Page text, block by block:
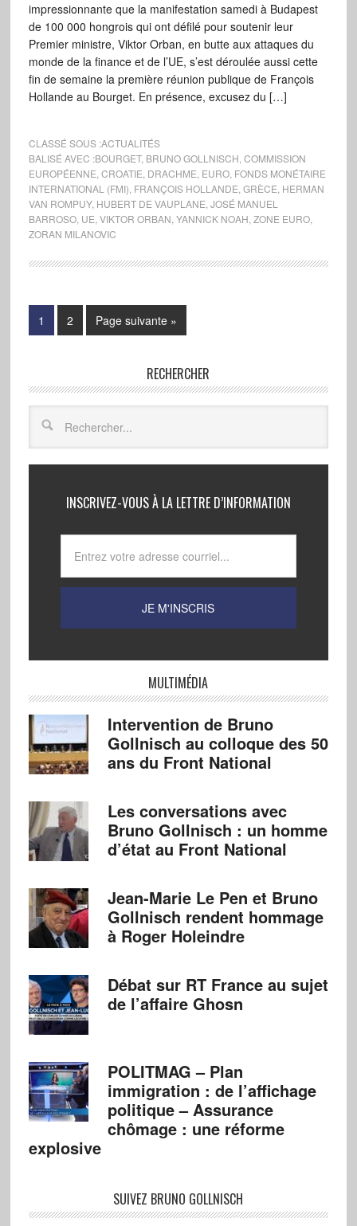
impressionnante que la manifestation samedi à Budapest
de 100 000 hongrois qui ont défilé pour soutenir leur
Premier ministre, Viktor Orban, en butte aux attaques du
monde de la finance et de l’UE, s’est déroulée aussi cette
fin de semaine la première réunion publique de François
Hollande au Bourget. En présence, excusez du […]
CLASSÉ SOUS :ACTUALITÉS
BALISÉ AVEC :BOURGET, BRUNO GOLLNISCH COMMISSION
EUROPÉENNE CROATIE DRACHME EURO, FONDS MONÉTAIRE
INTERNATIONAL (FMI) FRANÇOIS HOLLANDE GRÈCE HERMAN
VAN ROMPUY, HUBERT DE VAUPLANE JOSÉ MANUEL
BARROSO, UE VIKTOR ORBAN YANNICK NOAH ZONE EURO,
ZORAN MILANOVIC
1 2 Page suivante »
RECHERCHER
INSCRIVEZ-VOUS À LA LETTRE D’INFORMATION
MULTIMÉDIA
Intervention de Bruno
Gollnisch au colloque des 50
ans du Front National
Les conversations avec
Bruno Gollnisch : un homme
d’état au Front National
Jean-Marie Le Pen et Bruno
Gollnisch rendent hommage
à Roger Holeindre
Débat sur RT France au sujet
de l’affaire Ghosn
POLITMAG – Plan
immigration : de l’affichage
politique – Assurance
chômage : une réforme
explosive
SUIVEZ BRUNO GOLLNISCH